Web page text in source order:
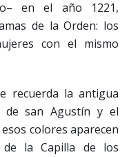
en el año 1221,
de la Orden: los
con el mismo
recuerda la antigua
de san Agustín y el
colores aparecen
la Capilla de los